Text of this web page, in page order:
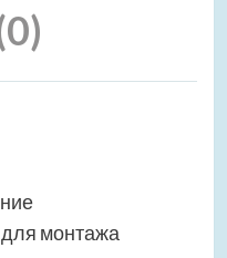
монтажа